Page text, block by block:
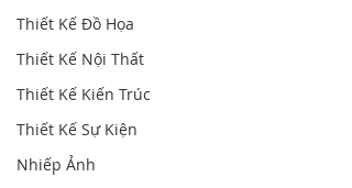
Thiết Kế Đồ Họa
Thiết Kế Nội Thất
Thiết Kế Kiến Trúc
Thiết Kế Sự Kiện
Nhiếp Ảnh